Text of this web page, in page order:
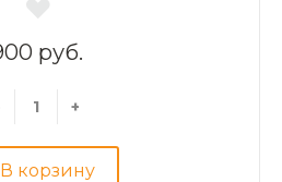
руб.
+
В корзину